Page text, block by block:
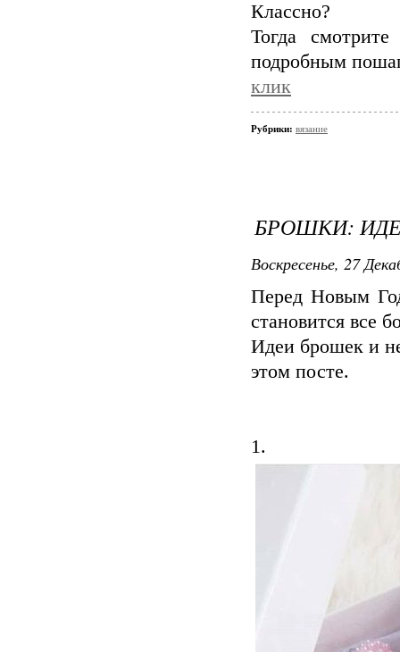
Классно?
Тогда
подробным
клик
Рубрики: вязание
БРОШКИ:
Воскресенье, 27
Перед Новым
становится все
Идеи брошек и
этом посте.
1.